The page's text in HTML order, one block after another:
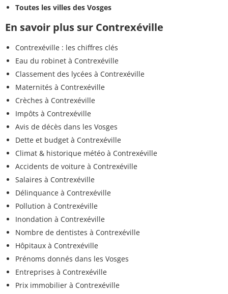
Toutes les villes des Vosges
En savoir plus sur Contrexéville
Contrexéville : les chiffres clés
Eau du robinet à Contrexéville
Classement des lycées à Contrexéville
Maternités à Contrexéville
Crèches à Contrexéville
Impôts à Contrexéville
Avis de décès dans les Vosges
Dette et budget à Contrexéville
Climat & historique météo à Contrexéville
Accidents de voiture à Contrexéville
Salaires à Contrexéville
Délinquance à Contrexéville
Pollution à Contrexéville
Inondation à Contrexéville
Nombre de dentistes à Contrexéville
Hôpitaux à Contrexéville
Prénoms donnés dans les Vosges
Entreprises à Contrexéville
Prix immobilier à Contrexéville